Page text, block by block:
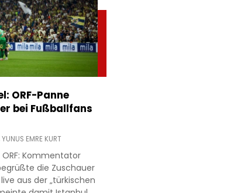
ORF-Panne
bei Fußballfans
YUNUS EMRE KURT
Kommentator
die Zuschauer
aus der „türkischen